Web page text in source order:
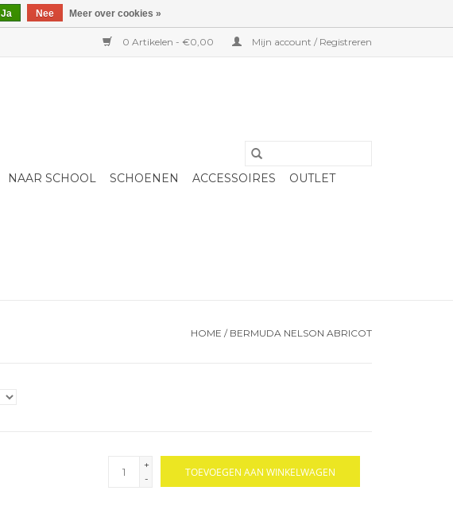
0 Artikelen - €0,00 Mijn account / Registreren
NAAR SCHOOL SCHOENEN ACCESSOIRES
OUTLET
HOME / BERMUDA NELSON ABRICOT
+
-
TOEVOEGEN AAN WINKELWAGEN
Ja Nee Meer over cookies »